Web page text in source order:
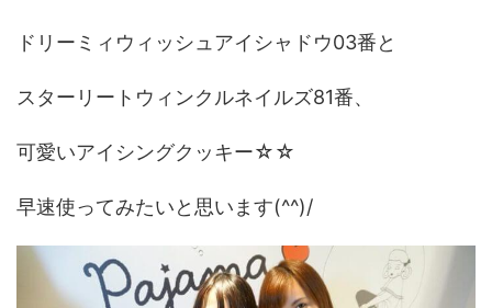
ドリーミィウィッシュアイシャドウ03番と
スターリートウィンクルネイルズ81番、
可愛いアイシングクッキー☆☆
早速使ってみたいと思います(^^)/